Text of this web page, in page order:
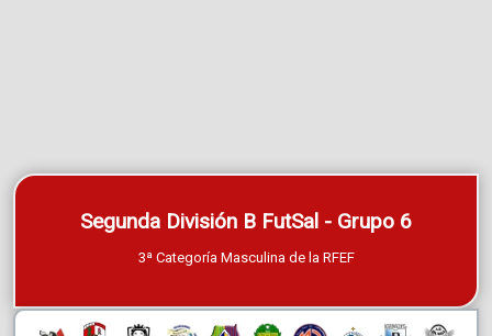
Segunda División B FutSal - Grupo 6
3ª Categoría Masculina de la RFEF